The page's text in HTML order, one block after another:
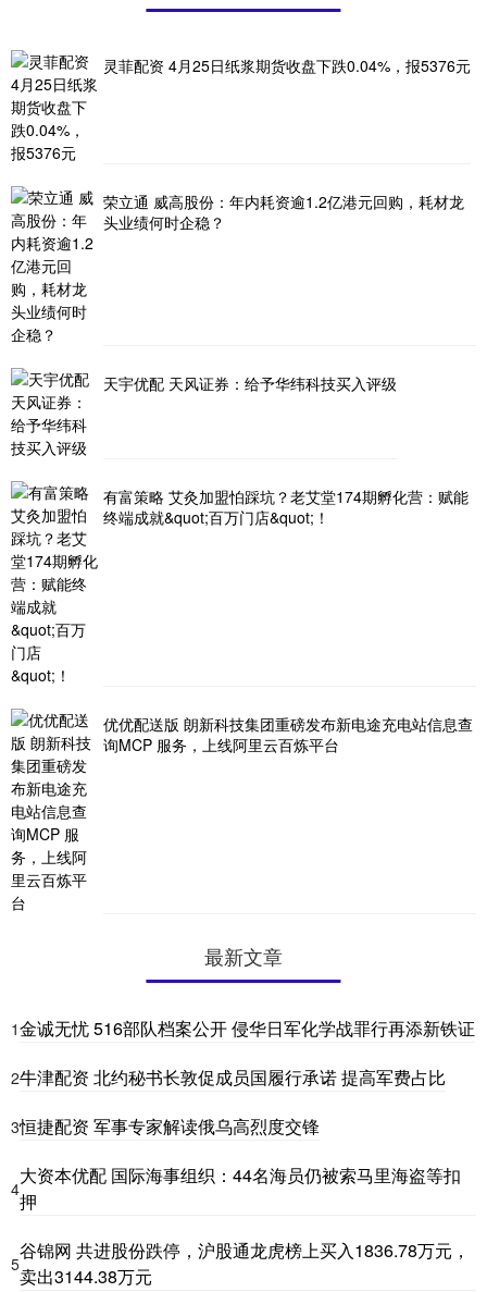
灵菲配资 4月25日纸浆期货收盘下跌0.04%，报5376元
荣立通 威高股份：年内耗资逾1.2亿港元回购，耗材龙
头业绩何时企稳？
天宇优配 天风证券：给予华纬科技买入评级
有富策略 艾灸加盟怕踩坑？老艾堂174期孵化营：赋能
终端成就&quot;百万门店&quot;！
优优配送版 朗新科技集团重磅发布新电途充电站信息查
询MCP 服务，上线阿里云百炼平台
最新文章
1金诚无忧 516部队档案公开 侵华日军化学战罪行再添新铁证
2牛津配资 北约秘书长敦促成员国履行承诺 提高军费占比
3恒捷配资 军事专家解读俄乌高烈度交锋
4
大资本优配 国际海事组织：44名海员仍被索马里海盗等扣
押
5
谷锦网 共进股份跌停，沪股通龙虎榜上买入1836.78万元，
卖出3144.38万元